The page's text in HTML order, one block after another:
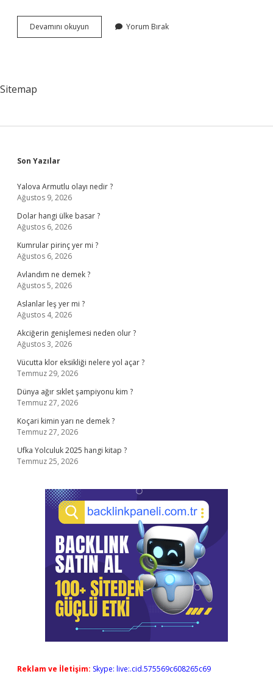
Devamını okuyun Balparmak
Nereye
Yorum Bırak
Sitemap
Sidebar
Son Yazılar
Yalova Armutlu olayı nedir ?
Ağustos 9, 2026
Dolar hangi ülke basar ?
Ağustos 6, 2026
Kumrular pirinç yer mi ?
Ağustos 6, 2026
Avlandım ne demek ?
Ağustos 5, 2026
Aslanlar leş yer mi ?
Ağustos 4, 2026
Akciğerin genişlemesi neden olur ?
Ağustos 3, 2026
Vücutta klor eksikliği nelere yol açar ?
Temmuz 29, 2026
Dünya ağır sıklet şampiyonu kim ?
Temmuz 27, 2026
Koçari kimin yarı ne demek ?
Temmuz 27, 2026
Ufka Yolculuk 2025 hangi kitap ?
Temmuz 25, 2026
Reklam ve İletişim: Skype: live:.cid.575569c608265c69